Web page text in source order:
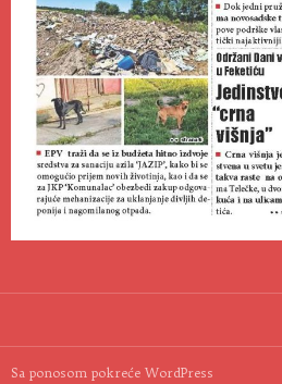
Sa ponosom pokreće WordPress